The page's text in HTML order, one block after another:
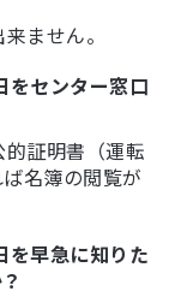
ません。
をセンター窓口
証明書（運転
名簿の閲覧が
を早急に知りた